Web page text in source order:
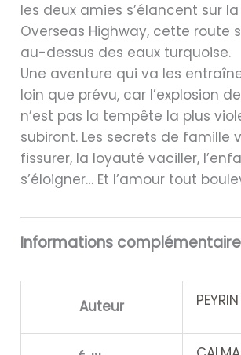
les deux amies s’élancent sur
Overseas Highway, cette route
au-dessus des eaux turquoise.
Une aventure qui va les
loin que prévu, car l’explosion
n’est pas la tempête la plus
subiront. Les secrets de famille
fissurer, la loyauté vaciller,
s’éloigner… Et l’amour tout
Informations
Auteur